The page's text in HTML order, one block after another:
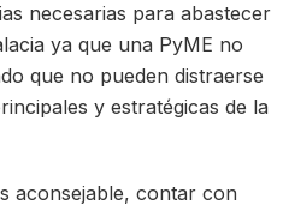
necesarias para abastecer
ya que una PyME no
que no pueden distraerse
y estratégicas de la
aconsejable, contar con